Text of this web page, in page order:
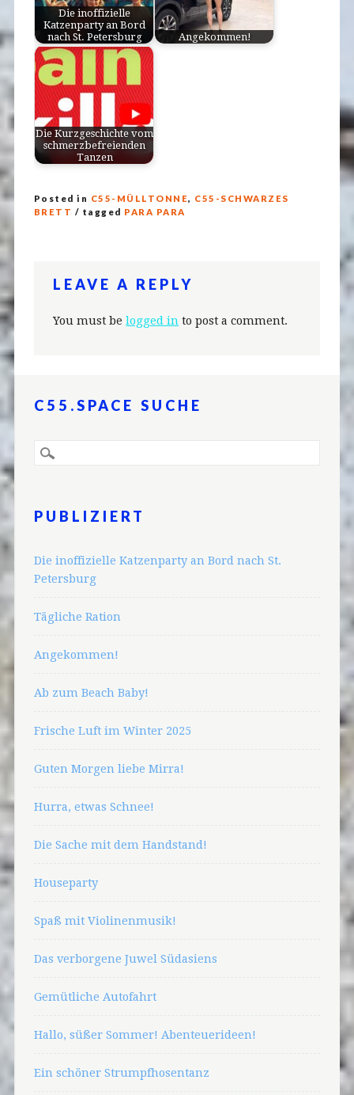
Die inoffizielle
Katzenparty an Bord
nach St. Petersburg
Angekommen!
Die Kurzgeschichte vom
schmerzbefreienden
Tanzen
Posted in C55-MÜLLTONNE, C55-SCHWARZES
BRETT / tagged PARA PARA
LEAVE A REPLY
You must belogged in to post a comment.
C55.SPACE SUCHE
PUBLIZIERT
Die inoffizielle Katzenparty an Bord nach St.
Petersburg
Tägliche Ration
Angekommen!
Ab zum Beach Baby!
Frische Luft im Winter 2025
Guten Morgen liebe Mirra!
Hurra, etwas Schnee!
Die Sache mit dem Handstand!
Houseparty
Spaß mit Violinenmusik!
Das verborgene Juwel Südasiens
Gemütliche Autofahrt
Hallo, süßer Sommer! Abenteuerideen!
Ein schöner Strumpfhosentanz